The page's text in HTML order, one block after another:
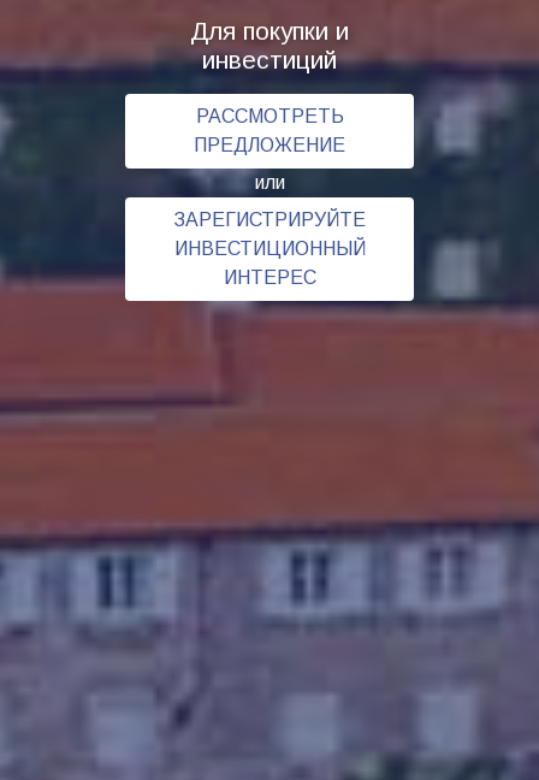
Для покупки и
инвестиций
РАССМОТРЕТЬ
ПРЕДЛОЖЕНИЕ
или
ЗАРЕГИСТРИРУЙТЕ
ИНВЕСТИЦИОННЫЙ
ИНТЕРЕС